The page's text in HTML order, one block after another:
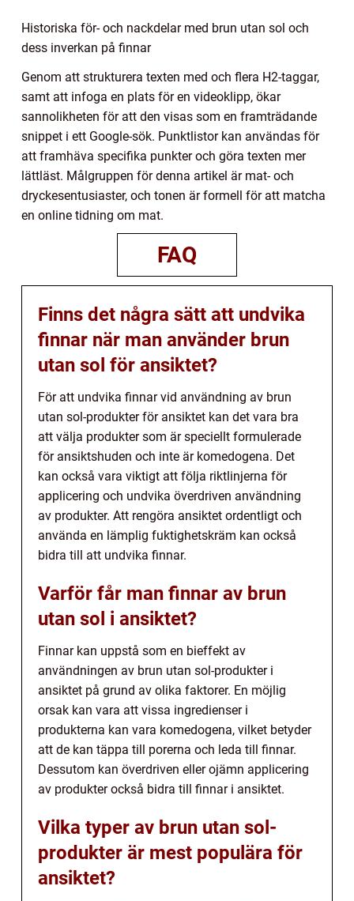
Historiska för- och nackdelar med brun utan sol och
dess inverkan på finnar
Genom att strukturera texten med och flera H2-taggar,
samt att infoga en plats för en videoklipp, ökar
sannolikheten för att den visas som en framträdande
snippet i ett Google-sök. Punktlistor kan användas för
att framhäva specifika punkter och göra texten mer
lättläst. Målgruppen för denna artikel är mat- och
dryckesentusiaster, och tonen är formell för att matcha
en online tidning om mat.
FAQ
Finns det några sätt att undvika
finnar när man använder brun
utan sol för ansiktet?
För att undvika finnar vid användning av brun
utan sol-produkter för ansiktet kan det vara bra
att välja produkter som är speciellt formulerade
för ansiktshuden och inte är komedogena. Det
kan också vara viktigt att följa riktlinjerna för
applicering och undvika överdriven användning
av produkter. Att rengöra ansiktet ordentligt och
använda en lämplig fuktighetskräm kan också
bidra till att undvika finnar.
Varför får man finnar av brun
utan sol i ansiktet?
Finnar kan uppstå som en bieffekt av
användningen av brun utan sol-produkter i
ansiktet på grund av olika faktorer. En möjlig
orsak kan vara att vissa ingredienser i
produkterna kan vara komedogena, vilket betyder
att de kan täppa till porerna och leda till finnar.
Dessutom kan överdriven eller ojämn applicering
av produkter också bidra till finnar i ansiktet.
Vilka typer av brun utan sol-
produkter är mest populära för
ansiktet?